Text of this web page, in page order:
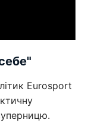
Eurosport